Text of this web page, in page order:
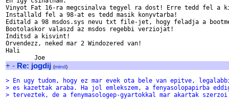
Vinyot Fat 16-ra megcsinalva tegyel ra dost! Erre tedd fel a
Installald fel a 98-at es tedd masik konyvtarba!
Editald a 98 msdos.sys nevu txt file-jet, hogy feladja a
Bootolaskor valaszd az msdos regebbi verziojat!
Inditsd a kisvint!
Orvendezz, neked mar 2 Windozered van!
Hali
+ - Re: jogdij (mind)
> En ugy tudom, hogy ez mar evek ota bele van epitve,
> es kazettak araba. Ha jol emlekszem, a fenyasolopapirba
> terveztek, de a fenymasologep-gyartokkal mar akartak